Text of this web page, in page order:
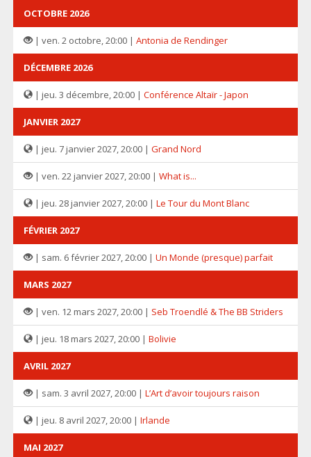
OCTOBRE 2026
| ven. 2 octobre, 20:00 | Antonia de Rendinger
DÉCEMBRE 2026
| jeu. 3 décembre, 20:00 | Conférence Altaïr - Japon
JANVIER 2027
| jeu. 7 janvier 2027, 20:00 | Grand Nord
| ven. 22 janvier 2027, 20:00 | What is...
| jeu. 28 janvier 2027, 20:00 | Le Tour du Mont Blanc
FÉVRIER 2027
| sam. 6 février 2027, 20:00 | Un Monde (presque) parfait
MARS 2027
| ven. 12 mars 2027, 20:00 | Seb Troendlé & The BB Striders
| jeu. 18 mars 2027, 20:00 | Bolivie
AVRIL 2027
| sam. 3 avril 2027, 20:00 | L’Art d’avoir toujours raison
| jeu. 8 avril 2027, 20:00 | Irlande
MAI 2027